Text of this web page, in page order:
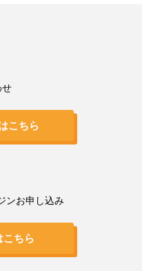
せ
こちら
ンお申し込み
こちら